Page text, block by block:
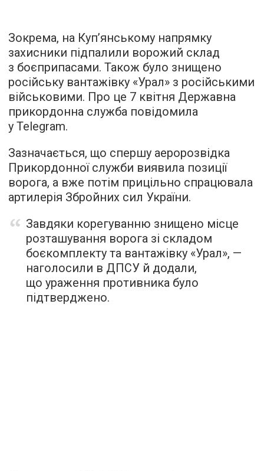
Зокрема, на Куп’янському напрямку
захисники підпалили ворожий склад
з боєприпасами. Також було знищено
російську вантажівку «Урал» з російськими
військовими. Про це 7 квітня Державна
прикордонна служба повідомила
у Telegram.
Зазначається, що спершу аеророзвідка
Прикордонної служби виявила позиції
ворога, а вже потім прицільно спрацювала
артилерія Збройних сил України.
Завдяки корегуванню знищено місце
розташування ворога зі складом
боєкомплекту та вантажівку «Урал», —
наголосили в ДПСУ й додали,
що ураження противника було
підтверджено.